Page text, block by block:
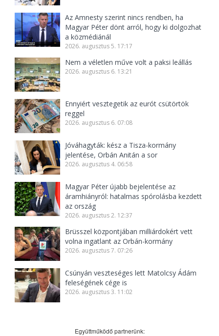
Az Amnesty szerint nincs rendben, ha
Magyar Péter dönt arról, hogy ki dolgozhat
a közmédiánál
2026. augusztus 5. 17:17
Nem a véletlen műve volt a paksi leállás
2026. augusztus 6. 13:21
Ennyiért vesztegetik az eurót csütörtök
reggel
2026. augusztus 6. 07:08
Jóváhagyták: kész a Tisza-kormány
jelentése, Orbán Anitán a sor
2026. augusztus 4. 06:58
Magyar Péter újabb bejelentése az
áramhiányról: hatalmas spórolásba kezdett
az ország
2026. augusztus 2. 12:37
Brüsszel központjában milliárdokért vett
volna ingatlant az Orbán-kormány
2026. augusztus 7. 07:26
Csúnyán veszteséges lett Matolcsy Ádám
feleségének cége is
2026. augusztus 3. 11:02
Együttműködő partnerünk: